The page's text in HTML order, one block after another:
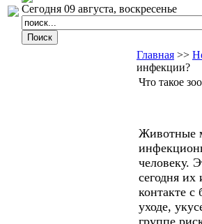
Сегодня 09 августа, воскресенье
Главная >>
инфекции?
Что такое
Животные
человеку.
сегодня их
контакте
уходе,
группе